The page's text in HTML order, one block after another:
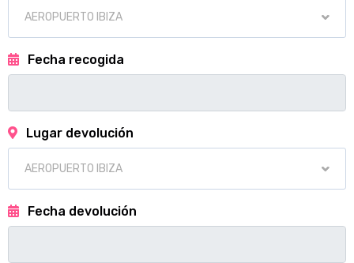
Fecha recogida
Lugar devolución
Fecha devolución